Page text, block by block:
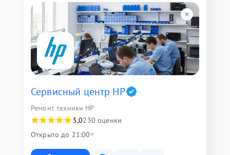
Сервисный центр HP
Ремонт техники HP
5,0230 оценки
Открыто до 21:00